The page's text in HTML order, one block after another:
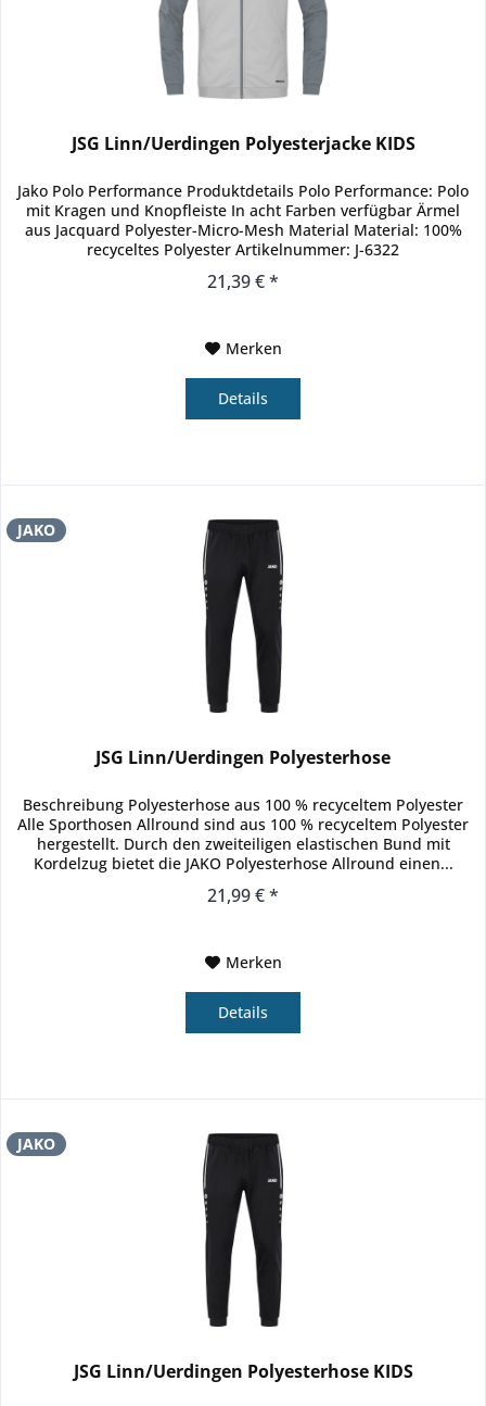
JSG Linn/Uerdingen Polyesterjacke KIDS
Jako Polo Performance Produktdetails Polo Performance: Polo
mit Kragen und Knopfleiste In acht Farben verfügbar Ärmel
aus Jacquard Polyester-Micro-Mesh Material Material: 100%
recyceltes Polyester Artikelnummer: J-6322
21,39 € *
Merken
Details
JAKO
JSG Linn/Uerdingen Polyesterhose
Beschreibung Polyesterhose aus 100 % recyceltem Polyester
Alle Sporthosen Allround sind aus 100 % recyceltem Polyester
hergestellt. Durch den zweiteiligen elastischen Bund mit
Kordelzug bietet die JAKO Polyesterhose Allround einen...
21,99 € *
Merken
Details
JAKO
JSG Linn/Uerdingen Polyesterhose KIDS